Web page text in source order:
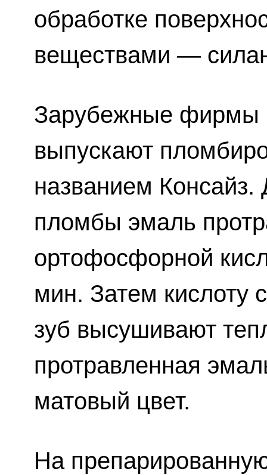
обработке
веществами —
Зарубежные фирмы
выпускают
названием
пломбы эмаль
ортофосфорной
мин. Затем кислоту
зуб высушивают
протравленная
матовый цвет.
На